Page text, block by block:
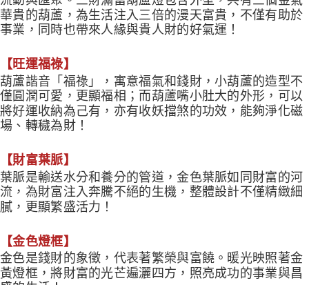
華貴的葫蘆，為生活注入三倍的漫天富貴，不僅有助於
事業，同時也帶來人緣與貴人財的好氣運！
【旺運福祿】
葫蘆諧音「福祿」，寓意福氣和錢財，小葫蘆的造型不
僅圓潤可愛，更顯福相；而葫蘆嘴小肚大的外形，可以
將好運收納為己有，亦有收妖擋煞的功效，能夠淨化磁
場、轉穢為財！
【財富葉脈】
葉脈是輸送水分和養分的管道，金色葉脈如同財富的河
流，為財富注入奔騰不絕的生機，整體設計不僅精緻細
膩，更顯繁盛活力！
【金色燈框】
金色是錢財的象徵，代表著繁榮與富饒。暖光映照著金
黃燈框，將財富的光芒遍灑四方，照亮成功的事業與昌